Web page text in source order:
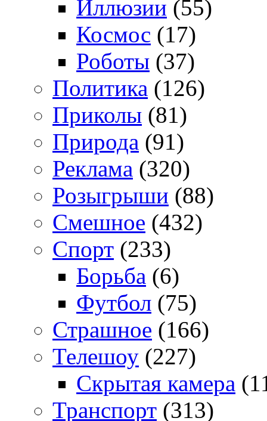
Иллюзии (55)
Космос (17)
Роботы (37)
Политика (126)
Приколы (81)
Природа (91)
Реклама (320)
Розыгрыши (88)
Смешное (432)
Спорт (233)
Борьба (6)
Футбол (75)
Страшное (166)
Телешоу (227)
Скрытая камера
Транспорт (313)